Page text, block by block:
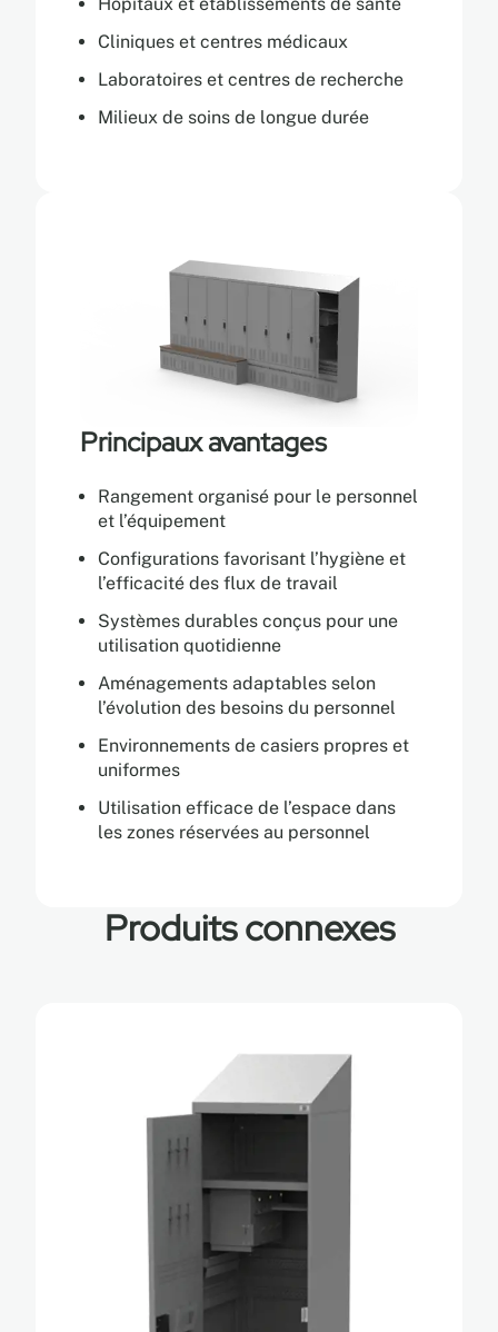
Hôpitaux et établissements de santé
Cliniques et centres médicaux
Laboratoires et centres de recherche
Milieux de soins de longue durée
Principaux avantages
Rangement organisé pour le personnel
et l’équipement
Configurations favorisant l’hygiène et
l’efficacité des flux de travail
Systèmes durables conçus pour une
utilisation quotidienne
Aménagements adaptables selon
l’évolution des besoins du personnel
Environnements de casiers propres et
uniformes
Utilisation efficace de l’espace dans
les zones réservées au personnel
Produits connexes